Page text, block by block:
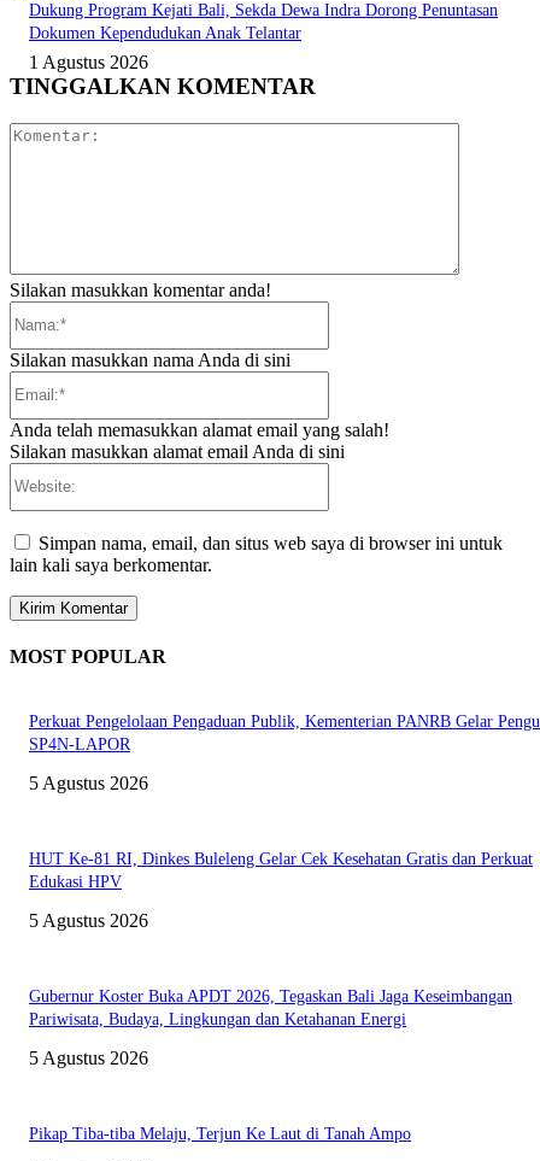
Dukung Program Kejati Bali, Sekda Dewa Indra Dorong Penuntasan
Dokumen Kependudukan Anak Telantar
1 Agustus 2026
TINGGALKAN KOMENTAR
Silakan masukkan komentar anda!
Silakan masukkan nama Anda di sini
Anda telah memasukkan alamat email yang salah!
Silakan masukkan alamat email Anda di sini
Simpan nama, email, dan situs web saya di browser ini untuk
lain kali saya berkomentar.
MOST POPULAR
Perkuat Pengelolaan Pengaduan Publik, Kementerian PANRB Gelar
SP4N-LAPOR
5 Agustus 2026
HUT Ke-81 RI, Dinkes Buleleng Gelar Cek Kesehatan Gratis dan Perkuat
Edukasi HPV
5 Agustus 2026
Gubernur Koster Buka APDT 2026, Tegaskan Bali Jaga Keseimbangan
Pariwisata, Budaya, Lingkungan dan Ketahanan Energi
5 Agustus 2026
Pikap Tiba-tiba Melaju, Terjun Ke Laut di Tanah Ampo